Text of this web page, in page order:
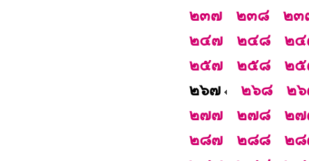
๒๓๗
๒๓๘
๒๓
๒๔๗
๒๔๘
๒
๒๕๗
๒๕๘
๒
๒๖๗
๒๖๘
๒
๒๗๗
๒๗๘
๒
๒๘๗
๒๘๘
๒